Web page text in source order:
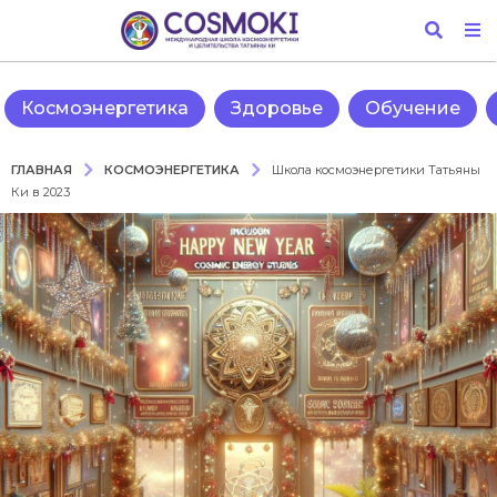
Космоэнергетика Здоровье Обучение
ГЛАВНАЯ КОСМОЭНЕРГЕТИКА
Школа космоэнергетики Татьяны
Ки в 2023